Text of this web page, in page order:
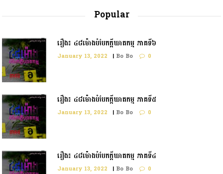
Popular
រឿង៖ ៤៨ម៉ោងបំបែកក្តីឃាតកម្ម ភាគទី៦
January 13, 2022 | Bo Bo 0
រឿង៖ ៤៨ម៉ោងបំបែកក្ដីឃាតកម្ម ភាគទី៥
January 13, 2022 | Bo Bo 0
រឿង៖ ៤៨ម៉ោងបំបែកក្តីឃាតកម្ម ភាគទី៤
January 13, 2022 | Bo Bo 0